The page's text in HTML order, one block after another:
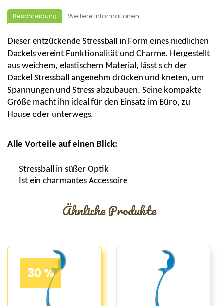
Beschreibung Weitere Informationen
Dieser entzückende Stressball in Form eines niedlichen
Dackels vereint Funktionalität und Charme. Hergestellt
aus weichem, elastischem Material, lässt sich der
Dackel Stressball angenehm drücken und kneten, um
Spannungen und Stress abzubauen. Seine kompakte
Größe macht ihn ideal für den Einsatz im Büro, zu
Hause oder unterwegs.
Alle Vorteile auf einen Blick:
Stressball in süßer Optik
Ist ein charmantes Accessoire
Ähnliche Produkte
30 %